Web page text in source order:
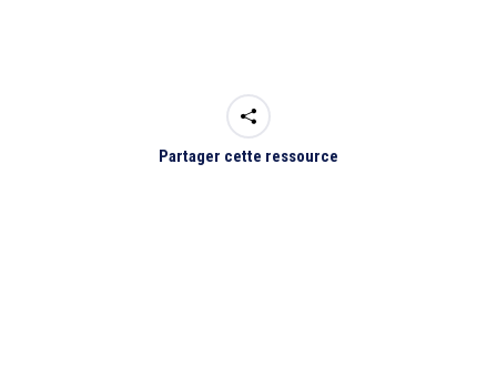
Partager cette ressource